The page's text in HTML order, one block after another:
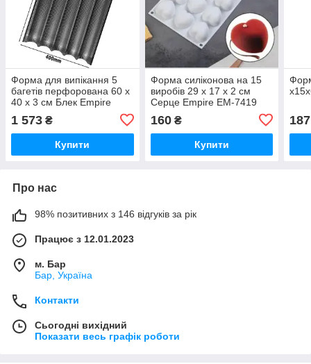
Форма для випікання 5
багетів перфорована 60 х
40 х 3 см Блек Empire
1 573 ₴
Купити
Форма силіконова на 15
виробів 29 х 17 х 2 см
Серце Empire EM-7419
160₴
Купити
187
Про нас
98% позитивних з 146 відгуків за рік
Працює з 12.01.2023
м. Бар
Бар, Україна
Контакти
Сьогодні вихідний
Показати весь графік роботи